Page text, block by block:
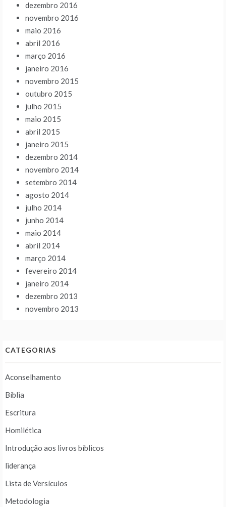
dezembro 2016
novembro 2016
maio 2016
abril 2016
março 2016
janeiro 2016
novembro 2015
outubro 2015
julho 2015
maio 2015
abril 2015
janeiro 2015
dezembro 2014
novembro 2014
setembro 2014
agosto 2014
julho 2014
junho 2014
maio 2014
abril 2014
março 2014
fevereiro 2014
janeiro 2014
dezembro 2013
novembro 2013
CATEGORIAS
Aconselhamento
Bíblia
Escritura
Homilética
Introdução aos livros bíblicos
liderança
Lista de Versículos
Metodologia